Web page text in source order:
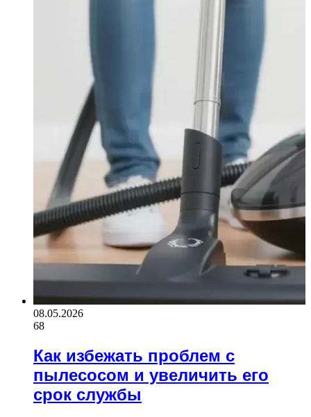
08.05.2026
68
Как избежать проблем с
пылесосом и увеличить его
срок службы